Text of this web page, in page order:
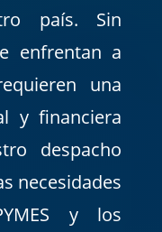
país. Sin
enfrentan a
una
y financiera
despacho
necesidades
y los